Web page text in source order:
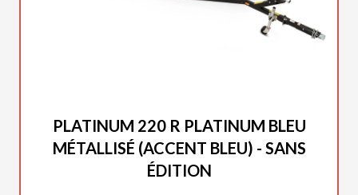
PLATINUM 220 R PLATINUM BLEU
MÉTALLISÉ (ACCENT BLEU) - SANS
ÉDITION